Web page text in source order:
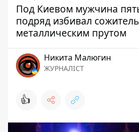
Под Киевом мужчина
подряд избивал
металлическим прутом
Никита Малюгин
ЖУРНАЛІСТ
👍